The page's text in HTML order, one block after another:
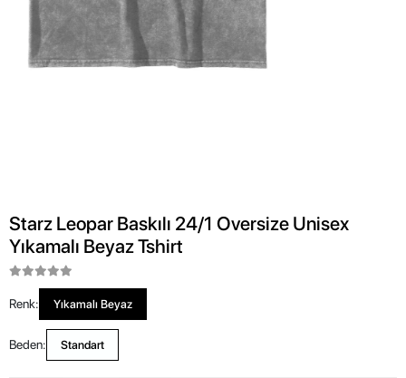
Starz Leopar Baskılı 24/1 Oversize Unisex
Yıkamalı Beyaz Tshirt
Renk: Yıkamalı Beyaz
Beden: Standart